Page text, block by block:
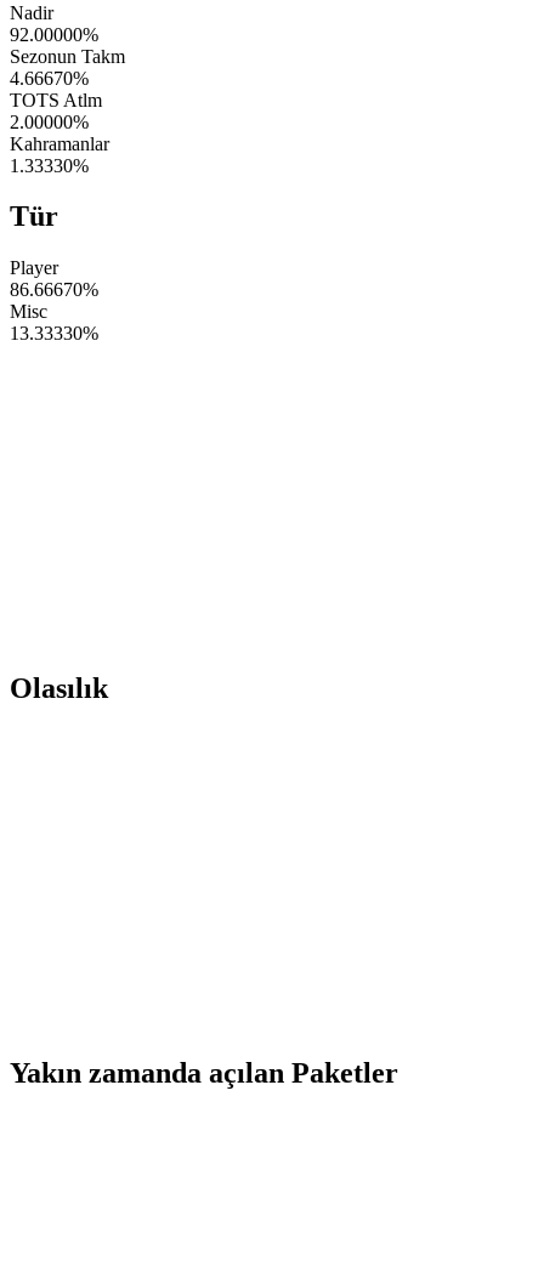
Nadir
92.00000%
Sezonun Takm
4.66670%
TOTS Atlm
2.00000%
Kahramanlar
1.33330%
Tür
Player
86.66670%
Misc
13.33330%
Olasılık
Yakın zamanda açılan Paketler